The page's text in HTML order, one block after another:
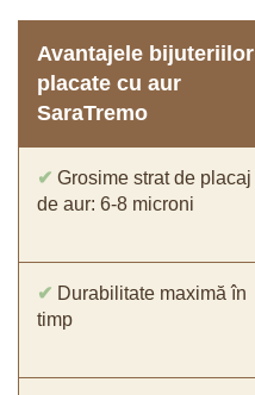
Avantajele bijuteriilor
placate cu aur
SaraTremo
✔ Grosime strat de placaj
de aur: 6-8 microni
✔ Durabilitate maximă în
timp